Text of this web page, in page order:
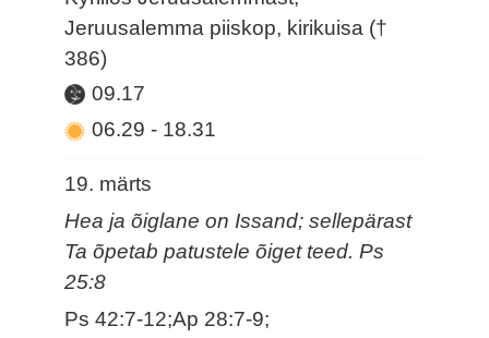
Jeruusalemma piiskop, kirikuisa (†
386)
09.17
06.29- 18.31
19. märts
Hea ja õiglane on Issand; sellepärast
Ta õpetab patustele õiget teed. Ps
25:8
Ps 42:7-12;Ap 28:7-9;